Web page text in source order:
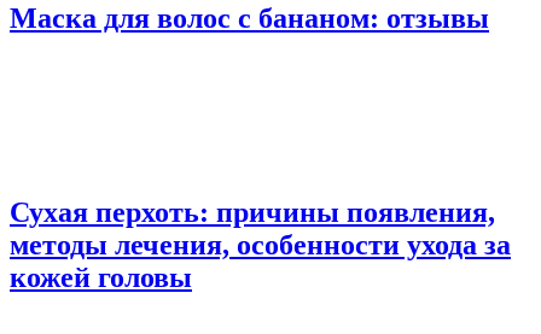
Маска для волос с бананом: отзывы
Сухая перхоть: причины появления,
методы лечения, особенности ухода за
кожей головы